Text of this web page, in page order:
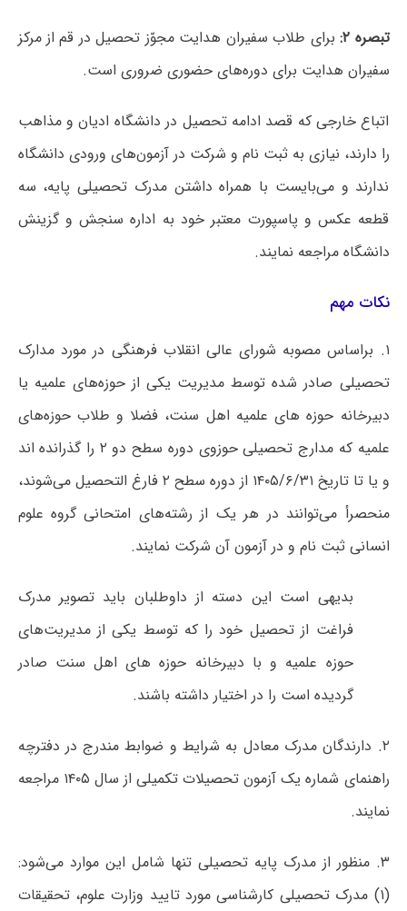
تبصره ۲:
برای طلاب سفیران هدایت مجوّز تحصیل در قم از مرکز
سفیران هدایت برای دوره‌های حضوری ضروری است.
اتباع خارجی که قصد ادامه تحصیل در دانشگاه ادیان و مذاهب
را دارند، نیازی به ثبت نام و شرکت در آزمون‌های ورودی دانشگاه
ندارند و می‌بایست با همراه داشتن مدرک تحصیلی پایه، سه
قطعه عکس و پاسپورت معتبر خود به اداره سنجش و گزینش
دانشگاه مراجعه نمایند.
نکات مهم
۱. براساس مصوبه شورای عالی انقلاب فرهنگی در مورد مدارک
تحصیلی صادر شده توسط مدیریت یکی از حوزه‌های علمیه یا
دبیرخانه حوزه های علمیه اهل سنت، فضلا و طلاب حوزه‌های
علمیه که مدارج تحصیلی حوزوی دوره سطح دو ۲ را گذرانده اند
و یا تا تاریخ ۱۴۰۵/۶/۳۱ از دوره سطح ۲ فارغ التحصیل می‌شوند،
منحصرأ می‌توانند در هر یک از رشته‌های امتحانی گروه علوم
انسانی ثبت نام و در آزمون آن شرکت نمایند.
بدیهی است این دسته از داوطلبان باید تصویر مدرک
فراغت از تحصیل خود را که توسط یکی از مدیریت‌های
حوزه علمیه و با دبیرخانه حوزه های اهل سنت صادر
گردیده است را در اختیار داشته باشند.
۲. دارندگان مدرک معادل به شرایط و ضوابط مندرج در دفترچه
راهنمای شماره یک آزمون تحصیلات تکمیلی از سال ۱۴۰۵ مراجعه
نمایند.
۳. منظور از مدرک پایه تحصیلی تنها شامل این موارد می‌شود:
(۱) مدرک تحصیلی کارشناسی مورد تایید وزارت علوم، تحقیقات